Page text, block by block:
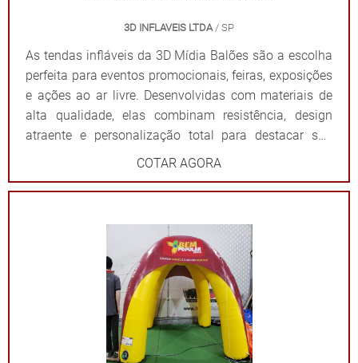
inesquecível com uma solução que combina
funcionalidade e impacto visual!
3D INFLAVEIS LTDA/ SP
As tendas infláveis da 3D Mídia Balões são a escolha
perfeita para eventos promocionais, feiras, exposições
e ações ao ar livre. Desenvolvidas com materiais de
alta qualidade, elas combinam resistência, design
atraente e personalização total para destacar sua
marca de forma impactante. Cada tenda é projetada
ampla visibilidade com cores vibrantes e áreas
mensagem. Além de proteger contra sol ou chuva,
elas criam um ponto de referência visual que atrai o
público e fortalece sua presença em qualquer evento.
Por que escolher as tendas infláveis da 3D Mídia
impressões exclusivas. Praticidade: Fácil transporte,
montagem e desmontagem. Durabilidade: Feitas com
COTAR AGORA